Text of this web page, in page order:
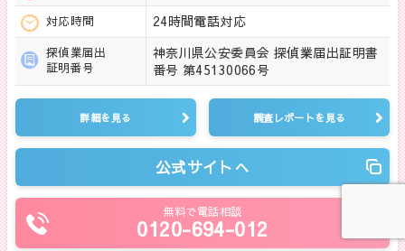
対応時間 24時間電話対応
探偵業届出
証明番号
神奈川県公安委員会 探偵業届出証明書
番号 第45130066号
詳細を見る 調査レポートを見る
公式サイトへ
無料で電話相談
0120-694-012